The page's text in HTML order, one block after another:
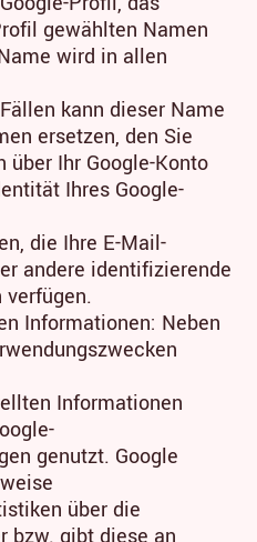
gewählten Namen
wird in allen
kann dieser Name
ersetzen, den Sie
Ihr Google-Konto
Ihres Google-
die Ihre E-Mail-
andere identifizierende
verfügen.
Informationen: Neben
Informationen
genutzt. Google
über die
bzw. gibt diese an